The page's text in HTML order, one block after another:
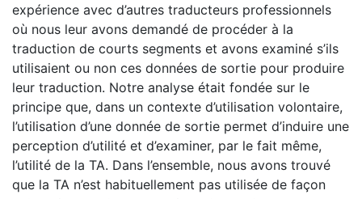
expérience avec d’autres traducteurs professionnels
où nous leur avons demandé de procéder à la
traduction de courts segments et avons examiné s’ils
utilisaient ou non ces données de sortie pour produire
leur traduction. Notre analyse était fondée sur le
principe que, dans un contexte d’utilisation volontaire,
l’utilisation d’une donnée de sortie permet d’induire une
perception d’utilité et d’examiner, par le fait même,
l’utilité de la TA. Dans l’ensemble, nous avons trouvé
que la TA n’est habituellement pas utilisée de façon